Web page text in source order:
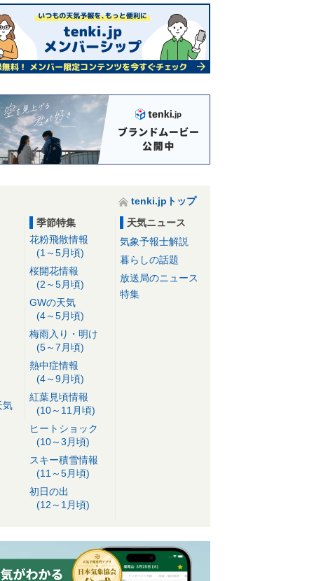
tenki.jpトップ
気
季節特集
花粉飛散情報
(1～5月頃)
桜開花情報
(2～5月頃)
GWの天気
(4～5月頃)
梅雨入り・明け
(5～7月頃)
熱中症情報
(4～9月頃)
紅葉見頃情報
(10～11月頃)
ヒートショック
(10～3月頃)
スキー積雪情報
(11～5月頃)
初日の出
(12～1月頃)
天気ニュース
気象予報士解説
暮らしの話題
放送局のニュース
特集